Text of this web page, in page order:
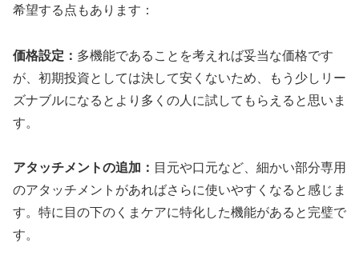
希望する点もあります：
価格設定： 多機能であることを考えれば妥当な価格です
が、初期投資としては決して安くないため、もう少しリー
ズナブルになるとより多くの人に試してもらえると思いま
す。
アタッチメントの追加： 目元や口元など、細かい部分専用
のアタッチメントがあればさらに使いやすくなると感じま
す。特に目の下のくまケアに特化した機能があると完璧で
す。